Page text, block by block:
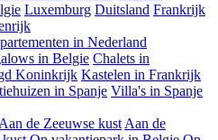
Luxemburg Duitsland Frankrijk
in Nederland
in Belgie Chalets in
Koninkrijk Kastelen in Frankrijk
in Spanje Villa's in Spanje
Aan de Zeeuwse kust Aan de